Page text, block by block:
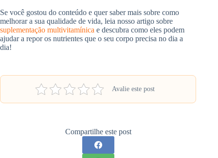
Se você gostou do conteúdo e quer saber mais sobre como
melhorar a sua qualidade de vida, leia nosso artigo sobre
suplementação multivitamínica e descubra como eles podem
ajudar a repor os nutrientes que o seu corpo precisa no dia a
dia!
Avalie este post
Compartilhe este post